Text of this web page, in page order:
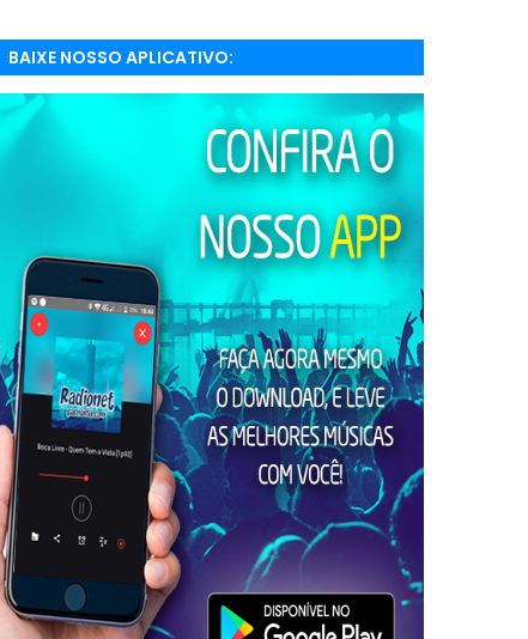
BAIXE NOSSO APLICATIVO:
RADIONETPARNAIBA